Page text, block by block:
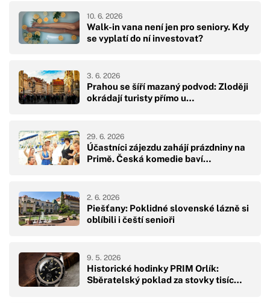
Walk-in vana není jen pro seniory. Kdy
se vyplatí do ní investovat?
10. 6. 2026
Prahou se šíří mazaný podvod: Zloději
okrádají turisty přímo u…
3. 6. 2026
Účastníci zájezdu zahájí prázdniny na
Primě. Česká komedie baví…
29. 6. 2026
Piešťany: Poklidné slovenské lázně si
oblíbili i čeští senioři
2. 6. 2026
Historické hodinky PRIM Orlík:
Sběratelský poklad za stovky tisíc…
9. 5. 2026